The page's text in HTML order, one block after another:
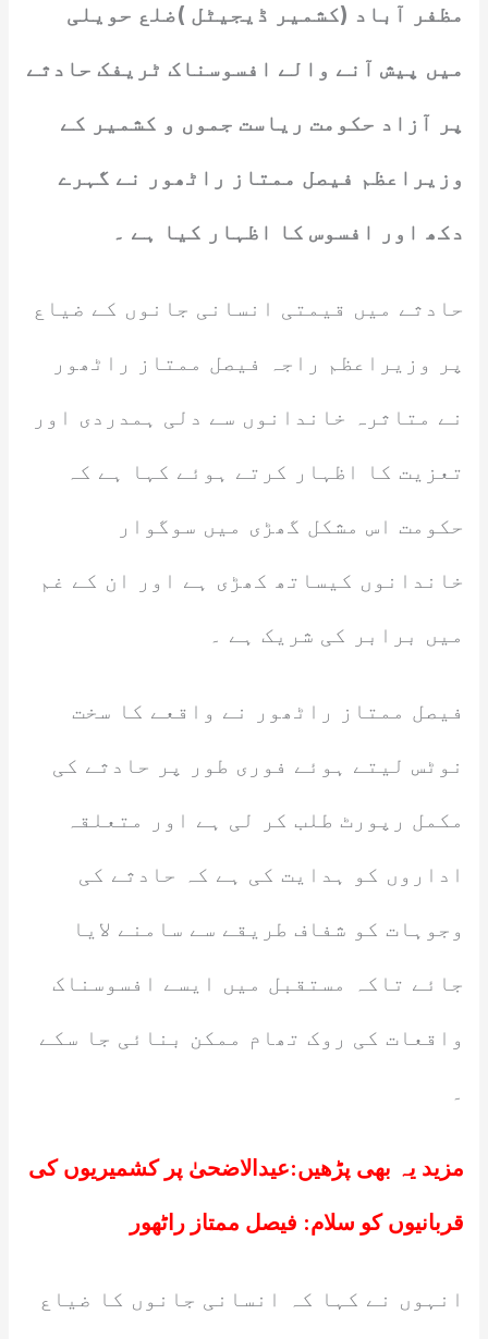
مظفر آباد (کشمیر ڈیجیٹل )ضلع حویلی
میں پیش آنے والے افسوسناک ٹریفک حادثے
پر آزاد حکومت ریاست جموں و کشمیر کے
وزیراعظم فیصل ممتاز راٹھور نے گہرے
دکھ اور افسوس کا اظہار کیا ہے ۔
حادثے میں قیمتی انسانی جانوں کے ضیاع
پر وزیراعظم راجہ فیصل ممتاز راٹھور
نے متاثرہ خاندانوں سے دلی ہمدردی اور
تعزیت کا اظہار کرتے ہوئے کہا ہے کہ
حکومت اس مشکل گھڑی میں سوگوار
خاندانوں کیساتھ کھڑی ہے اور ان کے غم
میں برابر کی شریک ہے ۔
فیصل ممتاز راٹھور نے واقعے کا سخت
نوٹس لیتے ہوئے فوری طور پر حادثے کی
مکمل رپورٹ طلب کر لی ہے اور متعلقہ
اداروں کو ہدایت کی ہے کہ حادثے کی
وجوہات کو شفاف طریقے سے سامنے لایا
جائے تاکہ مستقبل میں ایسے افسوسناک
واقعات کی روک تھام ممکن بنائی جا سکے
۔
مزید یہ بھی پڑھیں:عیدالاضحیٰ پر کشمیریوں کی
قربانیوں کو سلام: فیصل ممتاز راٹھور
انہوں نے کہا کہ انسانی جانوں کا ضیاع